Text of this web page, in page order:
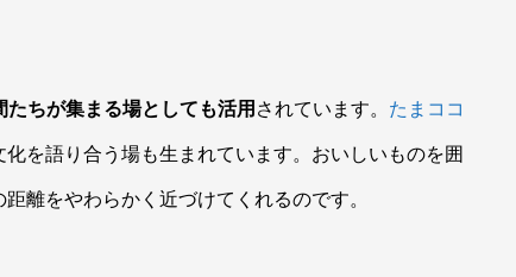
ちが集まる場としても活用されています。 たまココ
を語り合う場も生まれています。おいしいものを囲
離をやわらかく近づけてくれるのです。